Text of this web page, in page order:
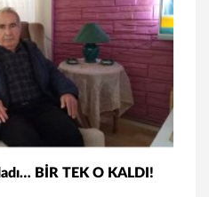
BİR TEK O KALDI!